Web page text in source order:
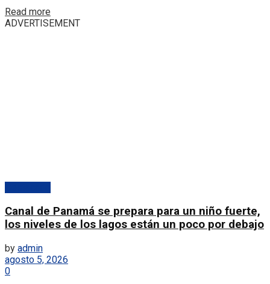
Read more
ADVERTISEMENT
Canal de Panamá se prepara para un niño fuerte,
los niveles de los lagos están un poco por debajo
by admin
agosto 5, 2026
0